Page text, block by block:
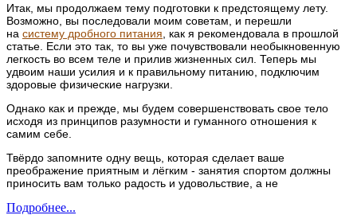
Итак, мы продолжаем тему подготовки к предстоящему лету.
Возможно, вы последовали моим советам, и перешли
на систему дробного питания , как я рекомендовала в прошлой
статье. Если это так, то вы уже почувствовали необыкновенную
легкость во всем теле и прилив жизненных сил. Теперь мы
удвоим наши усилия и к правильному питанию, подключим
здоровые физические нагрузки.
Однако как и прежде, мы будем совершенствовать свое тело
исходя из принципов разумности и гуманного отношения к
самим себе.
Твёрдо запомните одну вещь, которая сделает ваше
преображение приятным и лёгким - занятия спортом должны
приносить вам только радость и удовольствие, а не
Подробнее...